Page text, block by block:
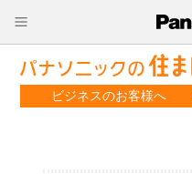
ビジネスのお客様へ